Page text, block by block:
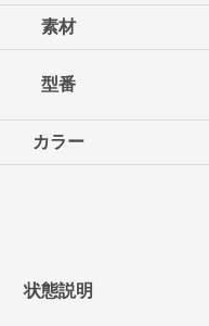
素材
型番
カラー
状態説明